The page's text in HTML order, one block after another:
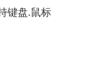
键盘.鼠标